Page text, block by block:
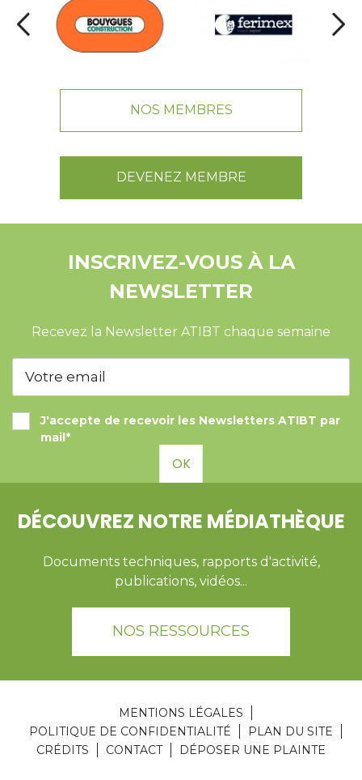
NOS MEMBRES
DEVENEZ MEMBRE
INSCRIVEZ-VOUS À LA
NEWSLETTER
Recevez la Newsletter ATIBT chaque semaine
J'accepte de recevoir les Newsletters ATIBT par
mail*
OK
DÉCOUVREZ NOTRE MÉDIATHÈQUE
Documents techniques, rapports d'activité,
publications, vidéos...
NOS RESSOURCES
MENTIONS LÉGALES
POLITIQUE DE CONFIDENTIALITÉ
PLAN DU SITE
CRÉDITS
CONTACT DÉPOSER UNE PLAINTE